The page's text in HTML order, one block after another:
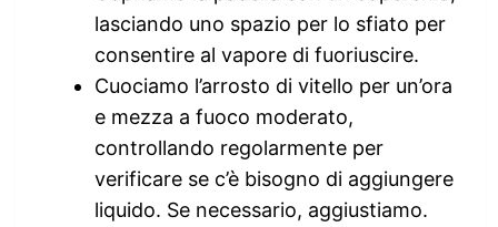
lasciando uno spazio per lo sfiato per
consentire al vapore di fuoriuscire.
Cuociamo l’arrosto di vitello per un’ora
e mezza a fuoco moderato,
controllando regolarmente per
verificare se c’è bisogno di aggiungere
liquido. Se necessario, aggiustiamo.